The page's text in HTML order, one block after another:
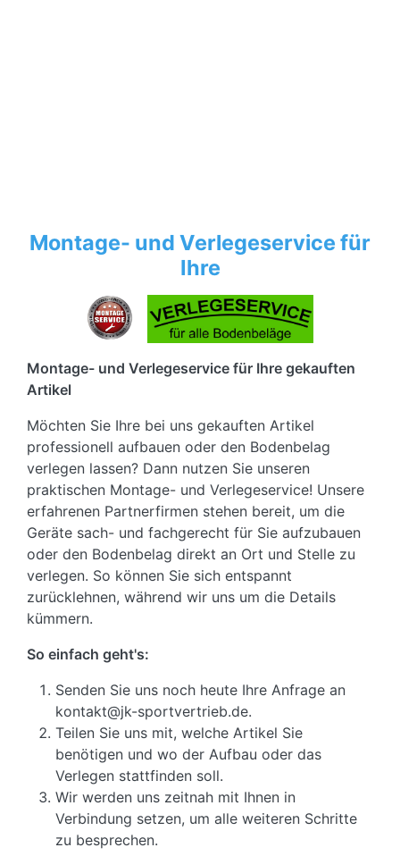
Montage- und Verlegeservice für
Ihre
Montage- und Verlegeservice für Ihre gekauften
Artikel
Möchten Sie Ihre bei uns gekauften Artikel
professionell aufbauen oder den Bodenbelag
verlegen lassen? Dann nutzen Sie unseren
praktischen Montage- und Verlegeservice! Unsere
erfahrenen Partnerfirmen stehen bereit, um die
Geräte sach- und fachgerecht für Sie aufzubauen
oder den Bodenbelag direkt an Ort und Stelle zu
verlegen. So können Sie sich entspannt
zurücklehnen, während wir uns um die Details
kümmern.
So einfach geht's:
Senden Sie uns noch heute Ihre Anfrage an
kontakt@jk-sportvertrieb.de.
Teilen Sie uns mit, welche Artikel Sie
benötigen und wo der Aufbau oder das
Verlegen stattfinden soll.
Wir werden uns zeitnah mit Ihnen in
Verbindung setzen, um alle weiteren Schritte
zu besprechen.